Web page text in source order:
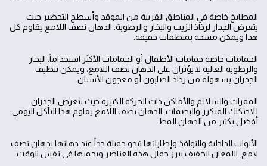
المطابخ خاصة في المناطق القريبة من الموقد وأسطح التحضير حيث
يتعرض الجدار لرذاذ الزيت والبخار والرطوبة. الدهان نصف اللامع يقاوم كل
هذا ويمكن مسحه بمنظفات خفيفة.
الحمامات خاصة حمامات الأطفال أو الحمامات الأكثر استخداماً. البخار
والرطوبة العالية لا يؤثران على الدهان نصف اللامع، ويمكن تنظيف
الجدران بسهولة من رذاذ الصابون أو معجون الأسنان.
الممرات والسلالم والأماكن ذات الحركة الكثيرة حيث تتعرض الجدران
للاحتكاك المتكرر والبصمات. الدهان نصف اللامع يقاوم هذا التآكل اليومي
أفضل بكثير من الدهان المط.
الأبواب الداخلية والنوافذ وإطاراتها تبدو جميلة جداً عند دهانها بدهان نصف
لامع. اللمعان الخفيف يبرز جمال هذه العناصر ويحميها في نفس الوقت.